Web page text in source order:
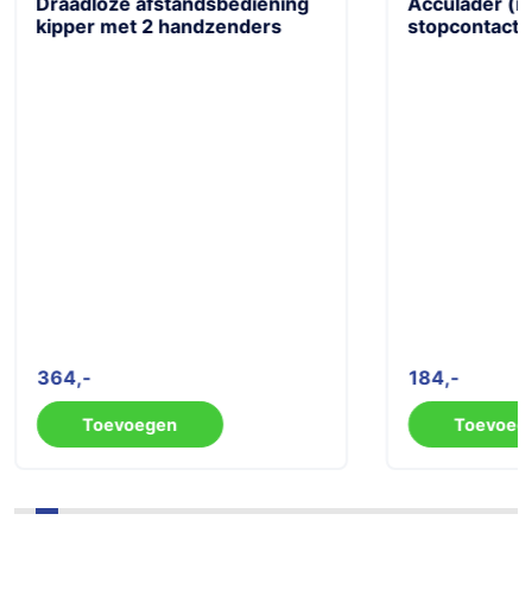
kipper met 2 handzenders
364
Toevoegen
stopcontact
184